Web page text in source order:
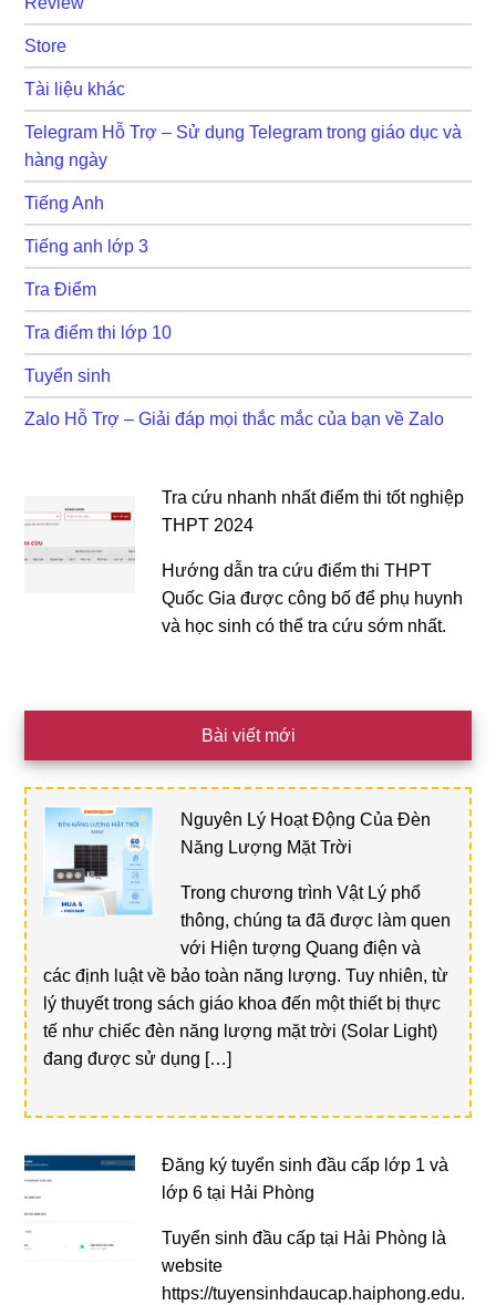
Store
Tài liệu khác
Telegram Hỗ Trợ – Sử dụng Telegram trong giáo dục và
hàng ngày
Tiếng Anh
Tiếng anh lớp 3
Tra Điểm
Tra điểm thi lớp 10
Tuyển sinh
Zalo Hỗ Trợ – Giải đáp mọi thắc mắc của bạn về Zalo
Tra cứu nhanh nhất điểm thi tốt nghiệp
THPT 2024
Hướng dẫn tra cứu điểm thi THPT
Quốc Gia được công bố để phụ huynh
và học sinh có thể tra cứu sớm nhất.
Bài viết mới
Nguyên Lý Hoạt Động Của Đèn
Năng Lượng Mặt Trời
Trong chương trình Vật Lý phổ
thông, chúng ta đã được làm quen
với Hiện tượng Quang điện và
các định luật về bảo toàn năng lượng. Tuy nhiên, từ
lý thuyết trong sách giáo khoa đến một thiết bị thực
tế như chiếc đèn năng lượng mặt trời (Solar Light)
đang được sử dụng […]
Đăng ký tuyển sinh đầu cấp lớp 1 và
lớp 6 tại Hải Phòng
Tuyển sinh đầu cấp tại Hải Phòng là
website
https://tuyensinhdaucap.haiphong.edu.